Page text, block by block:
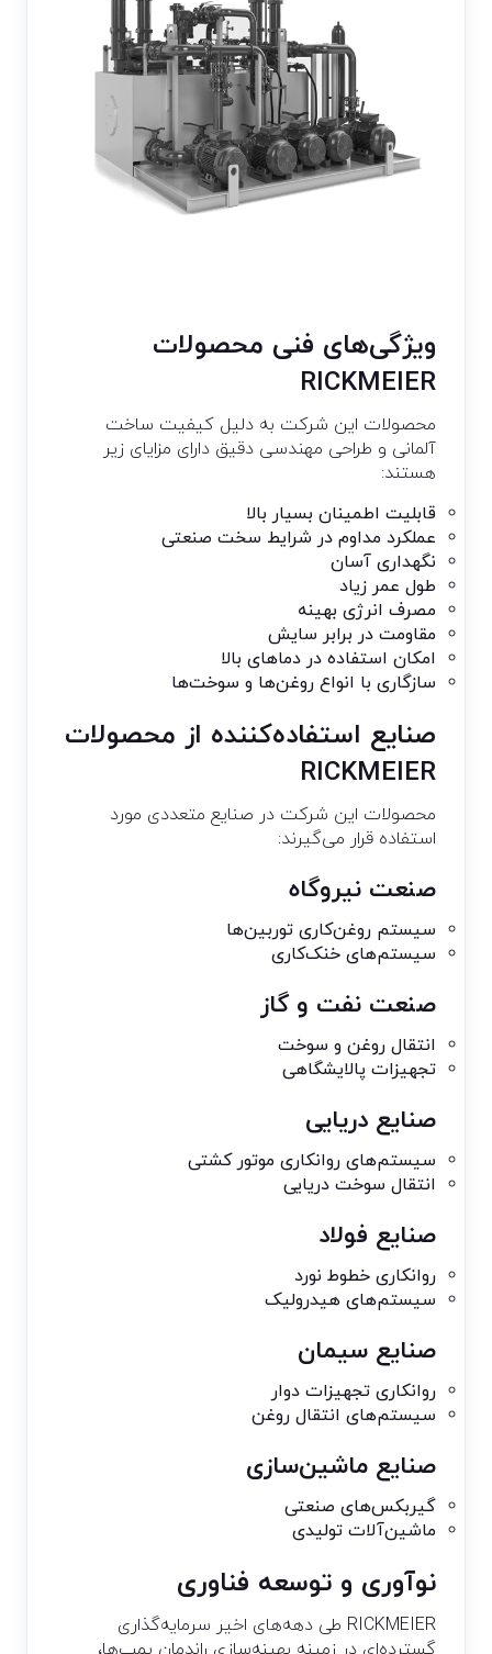
ویژگی‌های فنی محصولات
RICKMEIER
محصولات این شرکت به دلیل کیفیت ساخت
آلمانی و طراحی مهندسی دقیق دارای مزایای زیر
هستند:
قابلیت اطمینان بسیار بالا
عملکرد مداوم در شرایط سخت صنعتی
نگهداری آسان
طول عمر زیاد
مصرف انرژی بهینه
مقاومت در برابر سایش
امکان استفاده در دماهای بالا
سازگاری با انواع روغن‌ها و سوخت‌ها
صنایع استفاده‌کننده از محصولات
RICKMEIER
محصولات این شرکت در صنایع متعددی مورد
استفاده قرار می‌گیرند:
صنعت نیروگاه
سیستم روغن‌کاری توربین‌ها
سیستم‌های خنک‌کاری
صنعت نفت و گاز
انتقال روغن و سوخت
تجهیزات پالایشگاهی
صنایع دریایی
سیستم‌های روانکاری موتور کشتی
انتقال سوخت دریایی
صنایع فولاد
روانکاری خطوط نورد
سیستم‌های هیدرولیک
صنایع سیمان
روانکاری تجهیزات دوار
سیستم‌های انتقال روغن
صنایع ماشین‌سازی
گیربکس‌های صنعتی
ماشین‌آلات تولیدی
نوآوری و توسعه فناوری
RICKMEIER طی دهه‌های اخیر سرمایه‌گذاری